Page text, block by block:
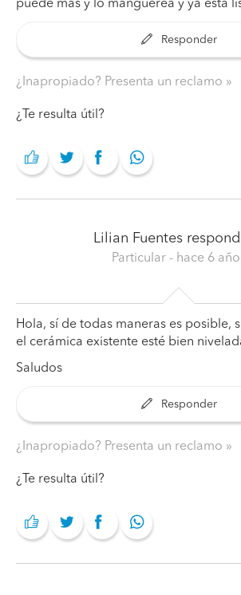
puede mas y lo manguerea y ya esta
Responder
¿Inapropiado? Presenta un reclamo
¿Te resulta útil?
Lilian Fuentes
Particular - hace 6
Hola, sí de todas maneras es posible,
el cerámica existente esté bien
Saludos
Responder
¿Inapropiado? Presenta un reclamo
¿Te resulta útil?